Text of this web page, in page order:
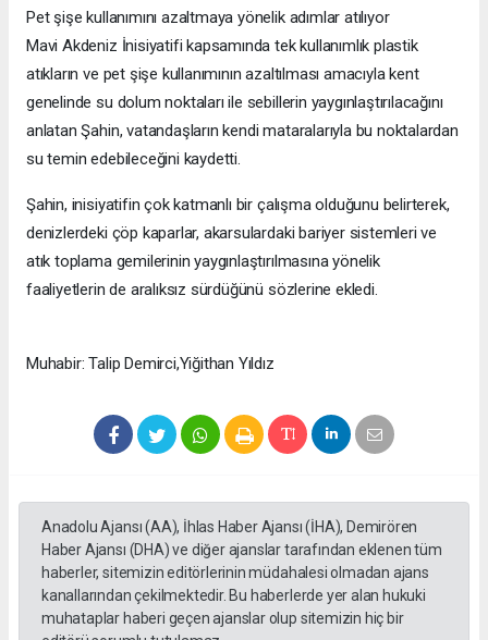
Pet şişe kullanımını azaltmaya yönelik adımlar atılıyor
Mavi Akdeniz İnisiyatifi kapsamında tek kullanımlık plastik
atıkların ve pet şişe kullanımının azaltılması amacıyla kent
genelinde su dolum noktaları ile sebillerin yaygınlaştırılacağını
anlatan Şahin, vatandaşların kendi mataralarıyla bu noktalardan
su temin edebileceğini kaydetti.
Şahin, inisiyatifin çok katmanlı bir çalışma olduğunu belirterek,
denizlerdeki çöp kaparlar, akarsulardaki bariyer sistemleri ve
atık toplama gemilerinin yaygınlaştırılmasına yönelik
faaliyetlerin de aralıksız sürdüğünü sözlerine ekledi.
Muhabir: Talip Demirci,Yiğithan Yıldız
Anadolu Ajansı (AA), İhlas Haber Ajansı (İHA), Demirören
Haber Ajansı (DHA) ve diğer ajanslar tarafından eklenen tüm
haberler, sitemizin editörlerinin müdahalesi olmadan ajans
kanallarından çekilmektedir. Bu haberlerde yer alan hukuki
muhataplar haberi geçen ajanslar olup sitemizin hiç bir